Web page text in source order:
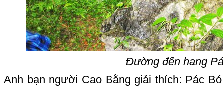
Đường đến hang
Anh bạn người Cao Bằng giải thích: Pác